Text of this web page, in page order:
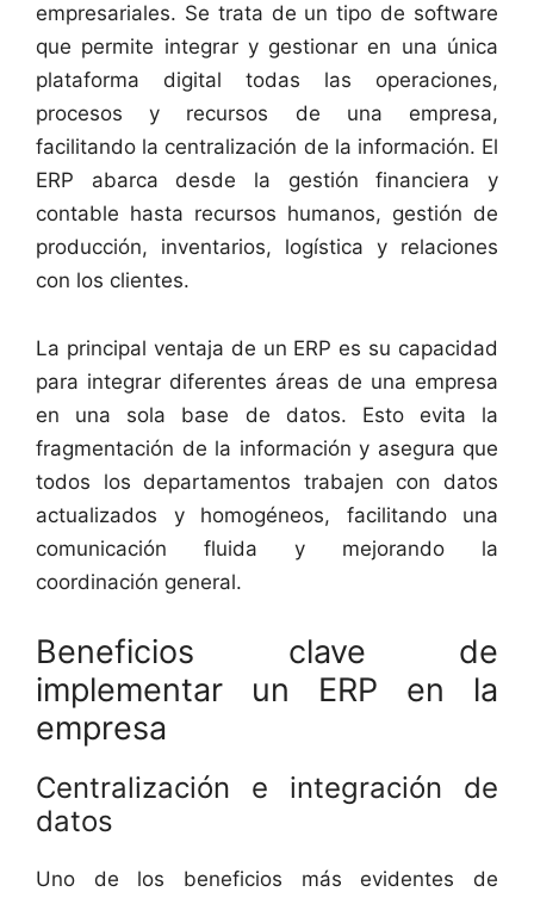
empresariales. Se trata de un tipo de software
que permite integrar y gestionar en una única
plataforma digital todas las operaciones,
procesos y recursos de una empresa,
facilitando la centralización de la información. El
ERP abarca desde la gestión financiera y
contable hasta recursos humanos, gestión de
producción, inventarios, logística y relaciones
con los clientes.
La principal ventaja de un ERP es su capacidad
para integrar diferentes áreas de una empresa
en una sola base de datos. Esto evita la
fragmentación de la información y asegura que
todos los departamentos trabajen con datos
actualizados y homogéneos, facilitando una
comunicación fluida y mejorando la
coordinación general.
Beneficios clave de
implementar un ERP en la
empresa
Centralización e integración de
datos
Uno de los beneficios más evidentes de